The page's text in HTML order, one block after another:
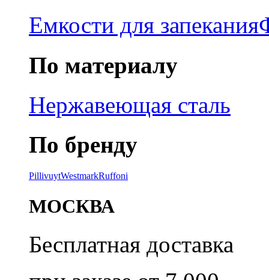
Емкости для запекания
По материалу
Нержавеющая сталь
По бренду
PillivuytWestmarkRuffoni
МОСКВА
Бесплатная доставка